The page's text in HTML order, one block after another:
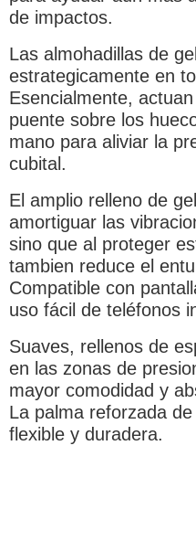
de impactos.
Las almohadillas de
estrategicamente en
Esencialmente,
puente sobre los
mano para aliviar la
cubital.
El amplio relleno de
amortiguar las
sino que al proteger
tambien reduce el
Compatible con
uso fácil de teléfonos
Suaves, rellenos de
en las zonas de
mayor comodidad y
La palma reforzada
flexible y duradera.